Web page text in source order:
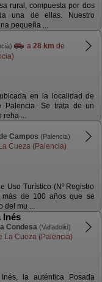
rural, compuesta por dos
una de ellas. Nuestro
pequeña ...
a 28 km de
en la localidad de
Palencia. Se trata de un
reha ...
Campos (Palencia)
Cueza (Palencia)
Uso Turístico (Nº Registro
más de 100 años que se
del mu ...
Inés
Condesa (Valladolid)
La Cueza (Palencia)
la auténtica Posada